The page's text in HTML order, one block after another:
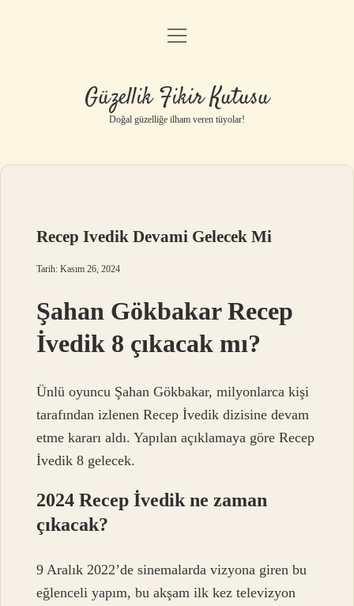
Anasayfa
Yasal Uyarı
menüyü
Güzellik Fikir Kutusu
Doğal güzelliğe ilham veren tüyolar!
Recep Ivedik Devami Gelecek Mi
Tarih: Kasım 26, 2024
Şahan Gökbakar Recep
İvedik 8 çıkacak mı?
Ünlü oyuncu Şahan Gökbakar, milyonlarca kişi
tarafından izlenen Recep İvedik dizisine devam
etme kararı aldı. Yapılan açıklamaya göre Recep
İvedik 8 gelecek.
2024 Recep İvedik ne zaman
çıkacak?
9 Aralık 2022’de sinemalarda vizyona giren bu
eğlenceli yapım, bu akşam ilk kez televizyon